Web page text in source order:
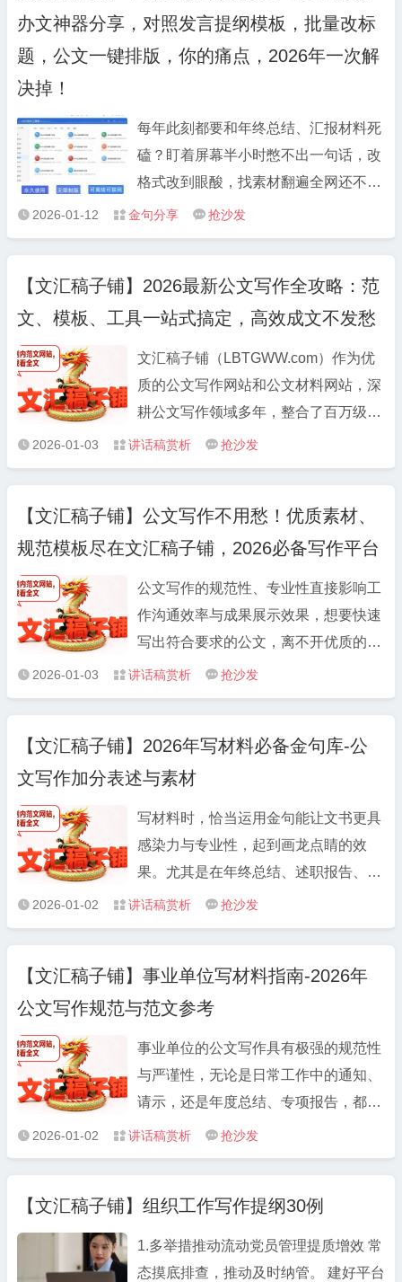
心、诚心、热心、细心“五心”，警惕流
7.关注重视年轻干部就是关注未来、谋
来、赢得未来。 8.把胸怀远大理想和脚
踏实地奋斗统一起来，把实现长远目标
与做好当前工作统一起来。 9.把握每一
要有埋头苦干、真抓实干的品格和劲
头，更要有直面困难、排除万难的信心
答卷”。 6.唯有“咬定目标不放松”方能行
稳致远、唯有“持之以恒守初心”方能成
事兴业。 7.以“挖山不止”的决心攻坚发
展难题，以“感动上帝”的诚心汇聚人民
力量。 8.发扬“胆”“识”“谋”、增创新优
对定下的事情立说立行、马上就办，对
认定的目标锲而不舍、久久为功。 10.
办文神器分享，对照发言提纲模板，批量改标
题，公文一键排版，你的痛点，2026年一次解
决掉！
每年此刻都要和年终总结、汇报材料死
磕？盯着屏幕半小时憋不出一句话，改
格式改到眼酸，找素材翻遍全网还不对
味？整理了自己用了大半年的 3 个宝藏
工具，亲测能把写材料效率拉满，无偿
LBTGWW.COM：告别“巧妇难为无米
之炊” 写材料最头疼的就是没思路、没
里面按“工作总结、述职报告、党建材
分类，每类都有现成的优质范文和核心
框架，不是那种套话堆砌的模板，而是
论你是刚入职不会写材料的新手，还是
适配方向。把自己的工作内容填进去，
再稍作调整，就能摆脱“年年岁岁话相
似”的尴尬，既保证专业性又不空洞。
 2026-01-12  金句分享  抢沙发
【文汇稿子铺】2026最新公文写作全攻略：范
文、模板、工具一站式搞定，高效成文不发愁
文汇稿子铺（LBTGWW.com）作为优
质的公文写作网站和公文材料网站，深
耕公文写作领域多年，整合了百万级优
质资源，无论是基础的公文范文大全，
还是细分场景的专项材料，都能一站式
文，涵盖单位工作总结、年度工作报告
范文等不同维度，从季度总结到年度复
都严格遵循公文规范，数据支撑清晰、
逻辑层次分明，可直接修改使用；而公
文写作模板板块更是贴心，工作计划模
板、党建材料模板、发言稿模板等分类
后只需填充具体内容，就能快速完成初
专项整理了党课讲稿素材、纪检监察公
文素材，结合最新政策热点与工作要
求，内容兼具政治性与实用性，助力党
建工作、纪检工作高效推进；述职报告
范文、竞职演讲稿板块则聚焦职场晋升
现工作成果与个人能力。此外，组织生
活会对照检视材料、民主生活会发言提
求，包含问题查摆、原因分析、整改措
施等核心模块，为用户节省大量整理时
间。
 2026-01-03  讲话稿赏析  抢沙发
【文汇稿子铺】公文写作不用愁！优质素材、
规范模板尽在文汇稿子铺，2026必备写作平台
公文写作的规范性、专业性直接影响工
作沟通效率与成果展示效果，想要快速
写出符合要求的公文，离不开优质的素
材积累、规范的模板参考与智能的工具
辅助。文汇稿子铺（LBTGWW.com）
料网站，整合 21 类核心公文资源，为
广大文秘人员、职场人士提供一站式公
（LBTGWW.com），公文范文大全板
块堪称 “素材宝库”，工作总结范文、述
职报告范文、年度工作报告范文等高频
位、国企、事业单位等不同场景，还紧
合规性。比如单位工作总结范文，既包
含常规的工作成果梳理、问题分析，又
融入了年度重点工作亮点提炼，数据化
呈现方式让总结更具说服力；政府公文
写作范文则严格遵循《党政机关公文处
为写作参考。
 2026-01-03  讲话稿赏析  抢沙发
【文汇稿子铺】2026年写材料必备金句库-公
文写作加分表述与素材
写材料时，恰当运用金句能让文书更具
感染力与专业性，起到画龙点睛的效
果。尤其是在年终总结、述职报告、工
作方案等重要公文里，优质金句能有效
提升内容质感，让你的材料在众多汇报
运用场景与风格也有所不同。年终总结
中可使用 “以实干笃定前行，以实绩回
现工作态度；述职报告中可搭配“守正
创新谋发展，履职尽责显担当”“立足岗
位强本领，攻坚克难求实效” 等金句突
出责任与担当；工作方案中则适合用
图作战、倒排工期” 等表述强化执行
必备金句，按“总结类、述职类、方案
类、动员类”分类整理，方便大家直接
 2026-01-02  讲话稿赏析  抢沙发
【文汇稿子铺】事业单位写材料指南-2026年
公文写作规范与范文参考
事业单位的公文写作具有极强的规范性
与严谨性，无论是日常工作中的通知、
请示，还是年度总结、专项报告，都需
严格遵循相关政策要求与格式标准，这
对工作人员的写材料能力提出了更高要
一是政策准确性，必须贴合最新政策文
件精神，引用数据、表述需有权威依
据；二是格式规范性，标题、字号、行
 2026-01-02  讲话稿赏析  抢沙发
【文汇稿子铺】组织工作写作提纲30例
1.多举措推动流动党员管理提质增效 常
态摸底排查，推动及时纳管。 建好平台